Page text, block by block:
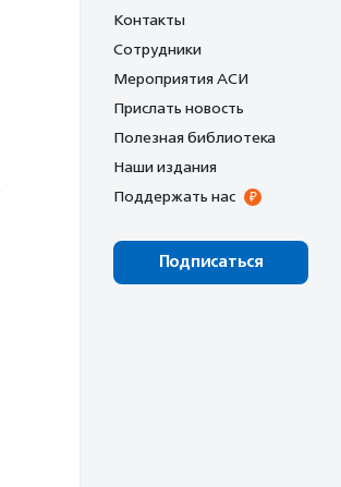
Контакты
Сотрудники
Мероприятия АСИ
Прислать новость
Полезная библиотека
Наши издания
Поддержать нас
Подписаться